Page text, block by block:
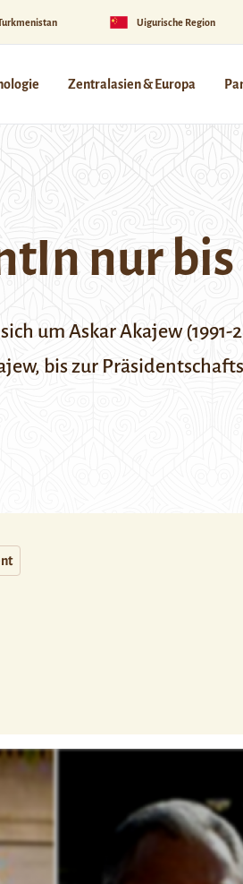
Uigurische Region
Zentralasien & Europa
nur bis
um Askar Akajew
bis zur